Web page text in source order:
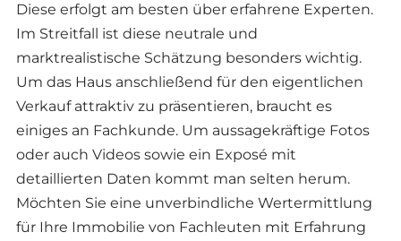
Diese erfolgt am besten über erfahrene Experten.
Im Streitfall ist diese neutrale und
marktrealistische Schätzung besonders wichtig.
Um das Haus anschließend für den eigentlichen
Verkauf attraktiv zu präsentieren, braucht es
einiges an Fachkunde. Um aussagekräftige Fotos
oder auch Videos sowie ein Exposé mit
detaillierten Daten kommt man selten herum.
Möchten Sie eine unverbindliche Wertermittlung
für Ihre Immobilie von Fachleuten mit Erfahrung